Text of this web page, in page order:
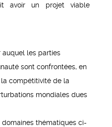
avoir un projet viable
auquel les parties
sont confrontées, en
compétitivité de la
mondiales dues
thématiques ci-